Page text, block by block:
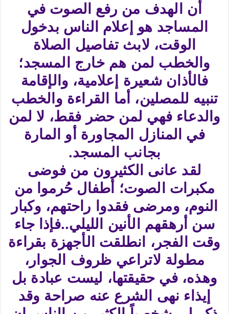
أن الهدف من رفع الصوت في
المساجد هو إعلام الناس بدخول
الوقت، لابث تفاصيل الصلاة
والخطب لمن هم خارج المسجد؛
فالأذان شعيرة إعلامية، والإقامة
تنبيه للمصلين، أما القراءة والخطب
والدعاء فهي لمن حضر فقط، لا لمن
في المنازل المجاورة أو المارة
بجانب المسجد.
لقد عانى الكثيرون من فوضى
مكبرات الصوت؛ أطفال حُرموا من
النوم، ومرضى فقدوا راحتهم، وكبار
سن أرهقهم الأنين الليلي..فإذا جاء
وقت الفجر، انطلقت الأجهزة بقراءة
مطولة لاتراعي ظروف الجوار،
وهذه، في حقيقتها، ليست عبادة بل
إيذاء نهى الشرع عنه صراحة وقد